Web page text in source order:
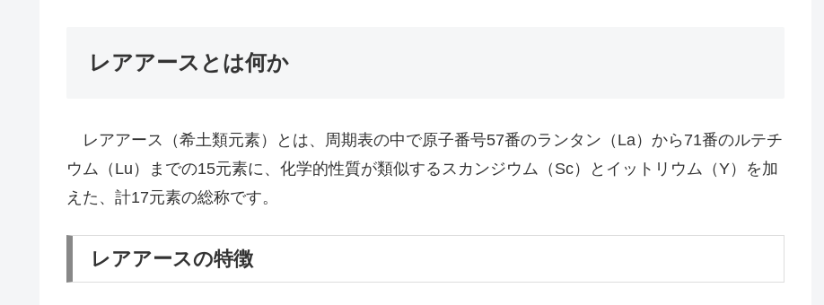
レアアースとは何か
レアアース（希土類元素）とは、周期表の中で原子番号57番のランタン（La）から71番のルテチ
ウム（Lu）までの15元素に、化学的性質が類似するスカンジウム（Sc）とイットリウム（Y）を加
えた、計17元素の総称です。
レアアースの特徴